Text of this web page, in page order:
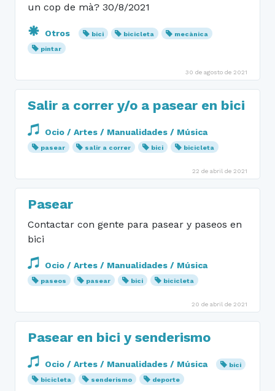
un cop de mà? 30/8/2021
Otros bici bicicleta
mecànica
pintar
30 de agosto de 2021
Salir a correr y/o a pasear en bici
Ocio / Artes / Manualidades / Música
pasear salir a correr bici bicicleta
22 de abril de 2021
Pasear
Contactar con gente para pasear y paseos en
bici
Ocio / Artes / Manualidades / Música
paseos pasear bici bicicleta
20 de abril de 2021
Pasear en bici y senderismo
Ocio / Artes / Manualidades / Música
bici
bicicleta
senderismo deporte